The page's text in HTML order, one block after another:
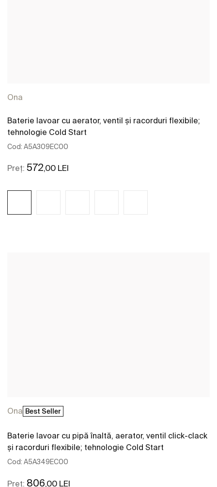
Ona
Baterie lavoar cu aerator, ventil și racorduri flexibile;
tehnologie Cold Start
Cod: A5A309EC00
Preț: 572,00 LEI
Ona Best Seller
Baterie lavoar cu pipă înaltă, aerator, ventil click-clack
și racorduri flexibile; tehnologie Cold Start
Cod: A5A349EC00
Preț: 806 ,00 LEI